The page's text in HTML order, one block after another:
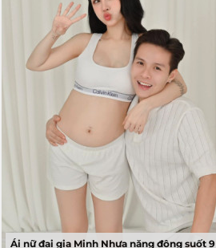
Ái nữ đại gia Minh Nhựa năng động suốt 9